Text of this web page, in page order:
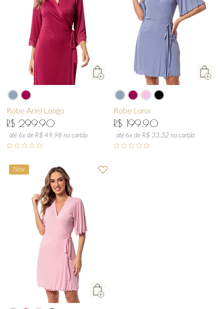
Robe Ariel Longo
R$ 299,90
até 6x de R$ 49,98 no cartão
Robe Luna
R$ 199,90
até 6x de R$ 33,32 no cartão
New